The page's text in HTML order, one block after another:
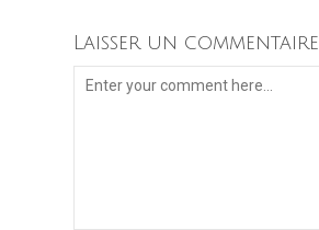
Laisser un commentaire